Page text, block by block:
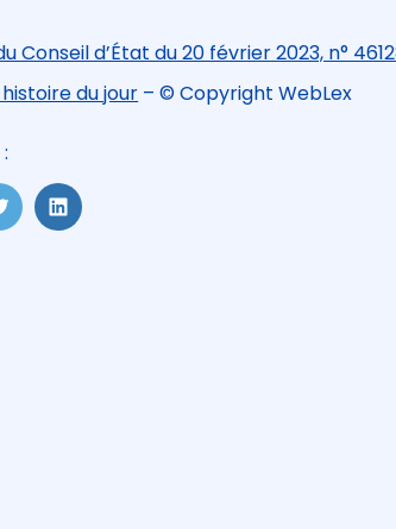
Conseil d’État du 20 février 2023, n°
du jour – © Copyright WebLex
LinkedIn